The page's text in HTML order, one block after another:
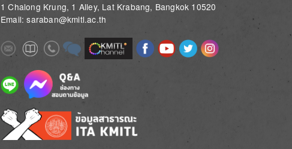
1 Chalong Krung, 1 Alley, Lat Krabang, Bangkok 10520
Email: saraban@kmitl.ac.th
ImageImageImageImage Image ImageImageImageImage
Image Image
Image